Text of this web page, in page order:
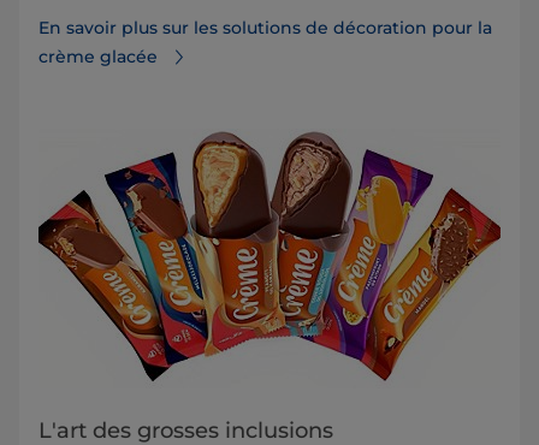
En savoir plus sur les solutions de décoration pour la
crème glacée
L'art des grosses inclusions